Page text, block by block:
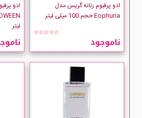
ادو پرفیوم زنانه گریس مدل
Eophuria حجم 100 میلی لیتر
☆☆☆☆☆
ناموجود
ادو
لیتر